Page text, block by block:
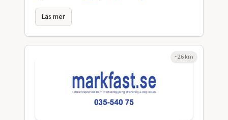
Läs mer
~26km